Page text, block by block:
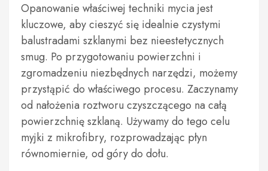
Opanowanie właściwej techniki mycia jest
kluczowe, aby cieszyć się idealnie czystymi
balustradami szklanymi bez nieestetycznych
smug. Po przygotowaniu powierzchni i
zgromadzeniu niezbędnych narzędzi, możemy
przystąpić do właściwego procesu. Zaczynamy
od nałożenia roztworu czyszczącego na całą
powierzchnię szklaną. Używamy do tego celu
myjki z mikrofibry, rozprowadzając płyn
równomiernie, od góry do dołu.